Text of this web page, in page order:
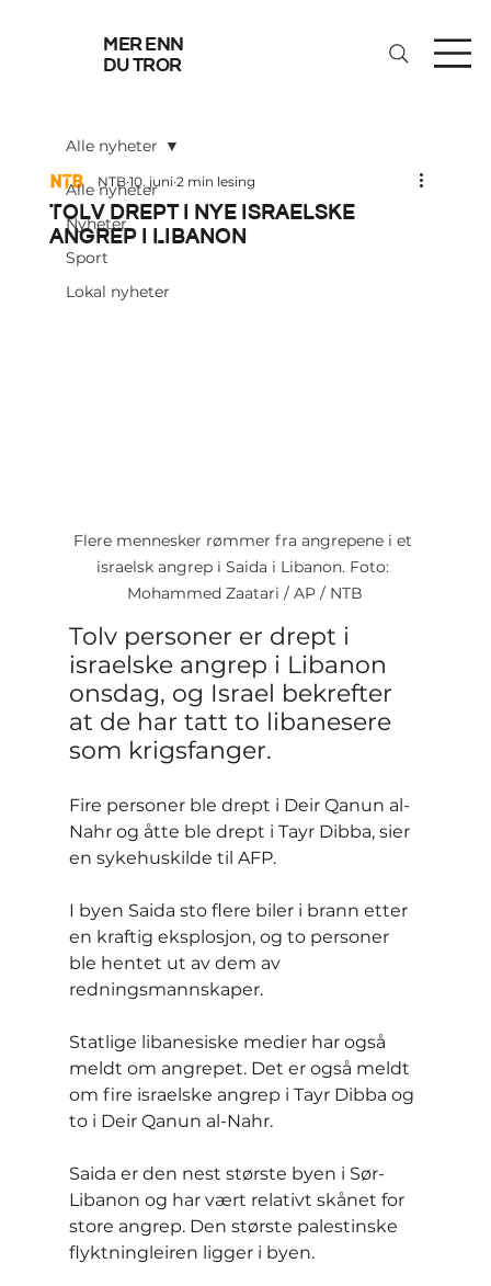
mer enn
du tror
Alle nyheter
Nyheter
Sport
Lokal nyheter
Alle nyheter
Tolv drept i nye israelske
angrep i Libanon
NTB 10. juni 2 min lesing
Flere mennesker rømmer fra angrepene i et
israelsk angrep i Saida i Libanon. Foto:
Mohammed Zaatari / AP / NTB
Tolv personer er drept i
israelske angrep i Libanon
onsdag, og Israel bekrefter
at de har tatt to libanesere
som krigsfanger.
Fire personer ble drept i Deir Qanun al-
Nahr og åtte ble drept i Tayr Dibba, sier
en sykehuskilde til AFP.
I byen Saida sto flere biler i brann etter
en kraftig eksplosjon, og to personer
ble hentet ut av dem av
redningsmannskaper.
Statlige libanesiske medier har også
meldt om angrepet. Det er også meldt
om fire israelske angrep i Tayr Dibba og
to i Deir Qanun al-Nahr.
Saida er den nest største byen i Sør-
Libanon og har vært relativt skånet for
store angrep. Den største palestinske
flyktningleiren ligger i byen.